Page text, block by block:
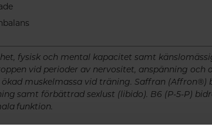
fysisk och mental kapacitet samt
vid perioder av nervositet, anspänning och
muskelmassa vid träning. Saffran (Affron®)
samt förbättrad sexlust (libido). B6 (P-5-P)
funktion.